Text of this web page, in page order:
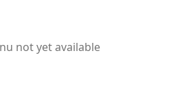
not yet available